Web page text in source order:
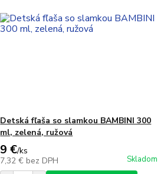
Detská fľaša so slamkou BAMBINI 300
ml, zelená, ružová
9 €/ks
7,32 € bez DPH Skladom